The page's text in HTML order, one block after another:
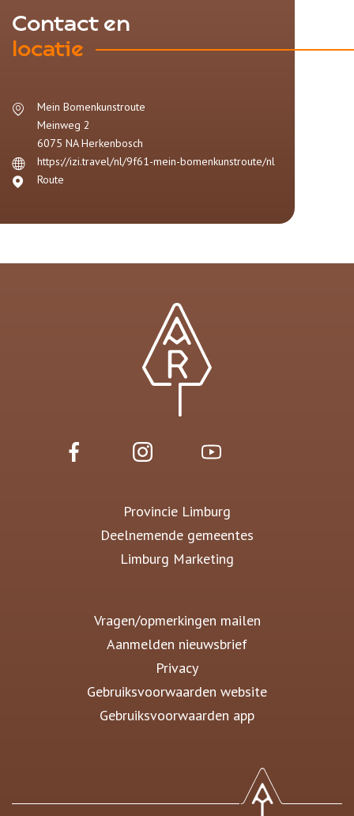
Contact en
locatie
Mein Bomenkunstroute
Meinweg 2
6075 NA Herkenbosch
https://izi.travel/nl/9f61-mein-bomenkunstroute/nl
Route
Provincie Limburg
Deelnemende gemeentes
Limburg Marketing
Vragen/opmerkingen mailen
Aanmelden nieuwsbrief
Privacy
Gebruiksvoorwaarden website
Gebruiksvoorwaarden app